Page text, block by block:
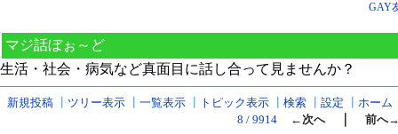
GAY
マジ話ぼぉ～ど
生活・社会・病気など真面目に話し合って見ませんか？
新規投稿 ツリー表示 一覧表示 トピック表示 検索 設定
ホーム
8 / 9914
←次へ｜ 前へ